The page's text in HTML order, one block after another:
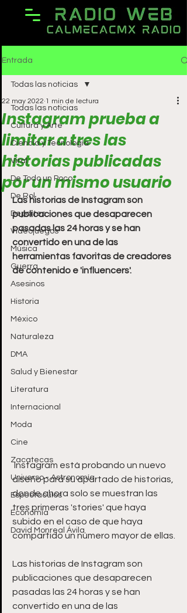
Entrada
Todas las noticias
Cultura y Arte
Ciencia y Tecnología
Viral
De Todo un Poco
De Rol
Deportes
Videojuegos
Música
Guerra
Asesinos
Historia
México
Naturaleza
DMA
Salud y Bienestar
Literatura
Internacional
Moda
Cine
Zacatecas
Universo - Astronomía
Espectáculos
Economía
David Monreal Ávila
Todas las noticias
Instagram prueba a
limitar a tres las
historias publicadas
por un mismo usuario
22 may 2022 1 min de lectura
Las historias de Instagram son
publicaciones que desaparecen
pasadas las 24 horas y se han
convertido en una de las
herramientas favoritas de creadores
de contenido e 'influencers'.
Instagram está probando un nuevo
diseño para su apartado de historias,
donde ahora solo se muestran las
tres primeras 'stories' que haya
subido en el caso de que haya
compartido un número mayor de ellas.
Las historias de Instagram son
publicaciones que desaparecen
pasadas las 24 horas y se han
convertido en una de las